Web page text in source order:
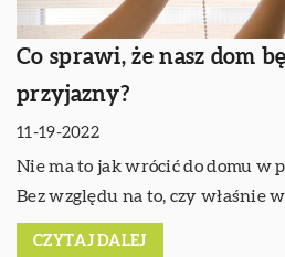
Co sprawi, że nasz dom
przyjazny?
11-19-2022
Nie ma to jak wrócić do domu w
Bez względu na to, czy właśnie
CZYTAJ DALEJ